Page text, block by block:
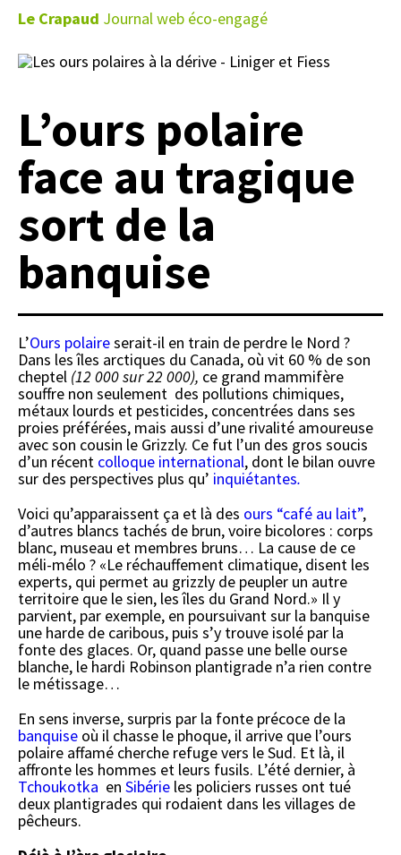
Le Crapaud Journal web éco-engagé
L’ours polaire
face au tragique
sort de la
banquise
L’Ours polaireserait-il en train de perdre le Nord ?
Dans les îles arctiques du Canada, où vit 60 % de son
cheptel (12 000 sur 22 000), ce grand mammifère
souffre non seulement des pollutions chimiques,
métaux lourds et pesticides, concentrées dans ses
proies préférées, mais aussi d’une rivalité amoureuse
avec son cousin le Grizzly. Ce fut l’un des gros soucis
d’un récent colloque international, dont le bilan ouvre
sur des perspectives plus qu’ inquiétantes.
Voici qu’apparaissent ça et là des ours “café au lait”,
d’autres blancs tachés de brun, voire bicolores : corps
blanc, museau et membres bruns… La cause de ce
méli-mélo ? «Le réchauffement climatique, disent les
experts, qui permet au grizzly de peupler un autre
territoire que le sien, les îles du Grand Nord.» Il y
parvient, par exemple, en poursuivant sur la banquise
une harde de caribous, puis s’y trouve isolé par la
fonte des glaces. Or, quand passe une belle ourse
blanche, le hardi Robinson plantigrade n’a rien contre
le métissage…
En sens inverse, surpris par la fonte précoce de la
banquise où il chasse le phoque, il arrive que l’ours
polaire affamé cherche refuge vers le Sud. Et là, il
affronte les hommes et leurs fusils. L’été dernier, à
Tchoukotka en Sibérie les policiers russes ont tué
deux plantigrades qui rodaient dans les villages de
pêcheurs.